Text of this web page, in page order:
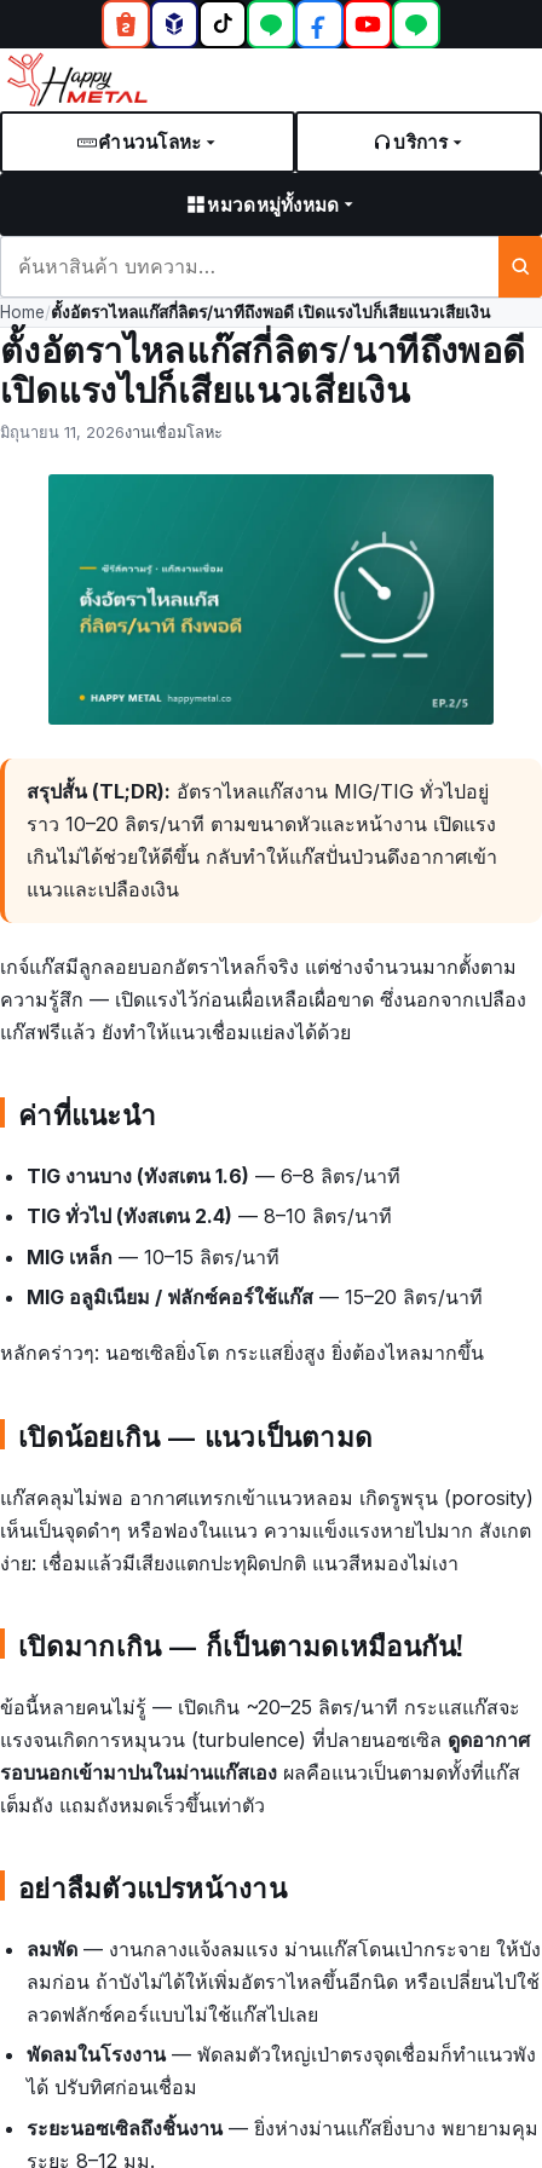
คำนวนโลหะ บริการ
หมวดหมู่ทั้งหมด
และ
บทความ
Home/ตั้งอัตราไหลแก๊สกี่ลิตร/นาทีถึงพอดี เปิดแรงไปก็เสียแนวเสียเงิน
ตั้งอัตราไหลแก๊สกี่ลิตร/นาทีถึงพอดี
เปิดแรงไปก็เสียแนวเสียเงิน
Posted
มิถุนายน 11, 2026by
in
งานเชื่อมโลหะ
สรุปสั้น (TL;DR): อัตราไหลแก๊สงาน MIG/TIG ทั่วไปอยู่
ราว 10–20 ลิตร/นาที ตามขนาดหัวและหน้างาน เปิดแรง
เกินไม่ได้ช่วยให้ดีขึ้น กลับทำให้แก๊สปั่นป่วนดึงอากาศเข้า
แนวและเปลืองเงิน
เกจ์แก๊สมีลูกลอยบอกอัตราไหลก็จริง แต่ช่างจำนวนมากตั้งตาม
ความรู้สึก — เปิดแรงไว้ก่อนเผื่อเหลือเผื่อขาด ซึ่งนอกจากเปลือง
แก๊สฟรีแล้ว ยังทำให้แนวเชื่อมแย่ลงได้ด้วย
ค่าที่แนะนำ
TIG งานบาง (ทังสเตน 1.6) — 6–8 ลิตร/นาที
TIG ทั่วไป (ทังสเตน 2.4) — 8–10 ลิตร/นาที
MIG เหล็ก — 10–15 ลิตร/นาที
MIG อลูมิเนียม / ฟลักซ์คอร์ใช้แก๊ส — 15–20 ลิตร/นาที
หลักคร่าวๆ: นอซเซิลยิ่งโต กระแสยิ่งสูง ยิ่งต้องไหลมากขึ้น
เปิดน้อยเกิน — แนวเป็นตามด
แก๊สคลุมไม่พอ อากาศแทรกเข้าแนวหลอม เกิดรูพรุน (porosity)
เห็นเป็นจุดดำๆ หรือฟองในแนว ความแข็งแรงหายไปมาก สังเกต
ง่าย: เชื่อมแล้วมีเสียงแตกปะทุผิดปกติ แนวสีหมองไม่เงา
เปิดมากเกิน — ก็เป็นตามดเหมือนกัน!
ข้อนี้หลายคนไม่รู้ — เปิดเกิน ~20–25 ลิตร/นาที กระแสแก๊สจะ
แรงจนเกิดการหมุนวน (turbulence) ที่ปลายนอซเซิล ดูดอากาศ
รอบนอกเข้ามาปนในม่านแก๊สเอง ผลคือแนวเป็นตามดทั้งที่แก๊ส
เต็มถัง แถมถังหมดเร็วขึ้นเท่าตัว
อย่าลืมตัวแปรหน้างาน
ลมพัด — งานกลางแจ้งลมแรง ม่านแก๊สโดนเป่ากระจาย ให้บัง
ลมก่อน ถ้าบังไม่ได้ให้เพิ่มอัตราไหลขึ้นอีกนิด หรือเปลี่ยนไปใช้
ลวดฟลักซ์คอร์แบบไม่ใช้แก๊สไปเลย
พัดลมในโรงงาน— พัดลมตัวใหญ่เป่าตรงจุดเชื่อมก็ทำแนวพัง
ได้ ปรับทิศก่อนเชื่อม
ระยะนอซเซิลถึงชิ้นงาน— ยิ่งห่างม่านแก๊สยิ่งบาง พยายามคุม
ระยะ 8–12 มม.